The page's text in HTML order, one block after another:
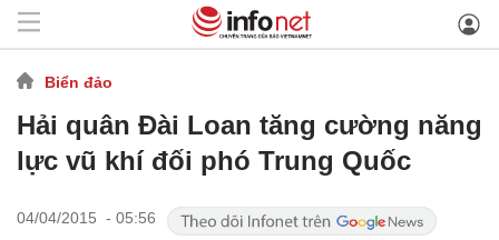
Biển đảo
Hải quân Đài Loan tăng cường năng
lực vũ khí đối phó Trung Quốc
04/04/2015 - 05:56